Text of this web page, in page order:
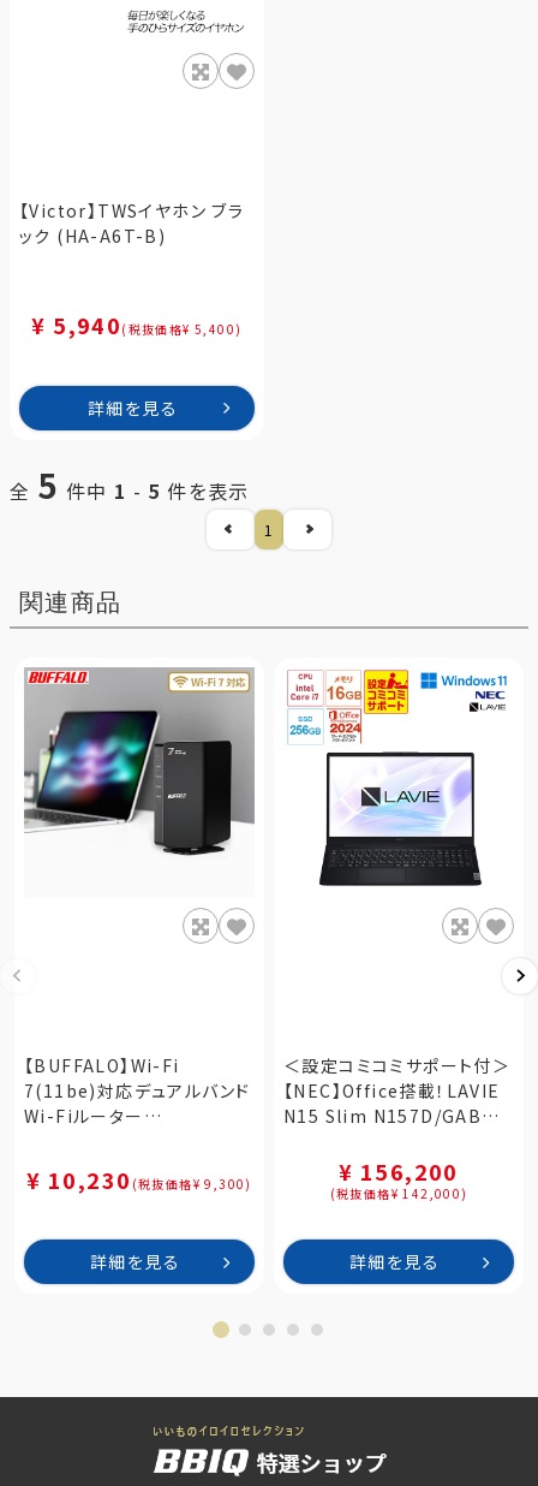
【Victor】TWSイヤホン ブラ
ック (HA-A6T-B)
¥ 5,940 (税抜価格¥ 5,400)
詳細を見る
全 5 件中 1 - 5 件を表示
1
関連商品
【BUFFALO】Wi-Fi
7(11be)対応デュアルバンド
Wi-Fiルーター
KH）
¥ 10,230 (税抜価格¥ 9,300)
詳細を見る
＜設定コミコミサポート付＞
【NEC】Office搭載！LAVIE
N15 Slim N157D/GAB
N157DGAB）
¥ 156,200
(税抜価格¥ 142,000)
詳細を見る